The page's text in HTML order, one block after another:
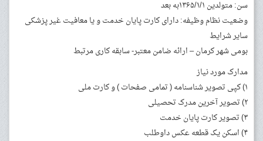
سن: متولدین ۱۳۶۵/۱/۱به بعد
وضعیت نظام وظیفه: دارای کارت پایان خدمت و یا معافیت غیر پزشکی
سایر شرایط
بومی شهر کرمان – ارائه ضامن معتبر- سابقه کاری مرتبط
مدارک مورد نیاز
۱) کپی تصویر شناسنامه ( تمامی صفحات ) و کارت ملی
۲) تصویر آخرین مدرک تحصیلی
۳) تصویر کارت پایان خدمت
۴) اسکن یک قطعه عکس داوطلب